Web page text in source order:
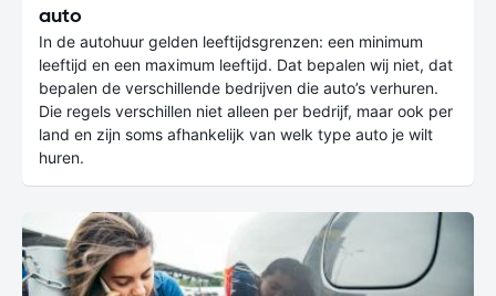
auto
In de autohuur gelden leeftijdsgrenzen: een minimum
leeftijd en een maximum leeftijd. Dat bepalen wij niet, dat
bepalen de verschillende bedrijven die auto’s verhuren.
Die regels verschillen niet alleen per bedrijf, maar ook per
land en zijn soms afhankelijk van welk type auto je wilt
huren.